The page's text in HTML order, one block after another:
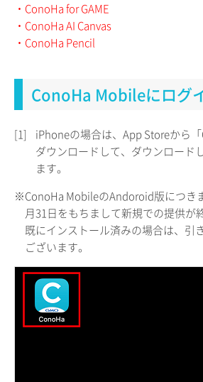
・ConoHa for GAME
・ConoHa AI Canvas
・ConoHa Pencil
ConoHa Mobileにログ
[1]
iPhoneの場合は、App Storeから
ダウンロードして、ダウンロード
ます。
※ConoHa MobileのAndoroid版につき
月31日をもちまして新規での提供が
既にインストール済みの場合は、引
ございます。